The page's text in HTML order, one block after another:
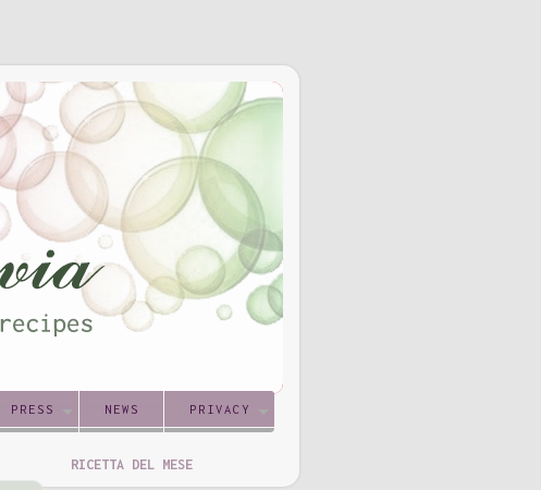
PRESS NEWS PRIVACY
RICETTA DEL MESE